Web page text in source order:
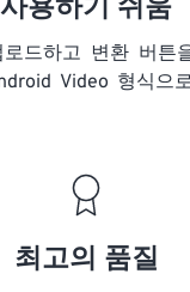
사용하기 쉬움
드하고 변환 버튼
Video 형식으
최고의 품질